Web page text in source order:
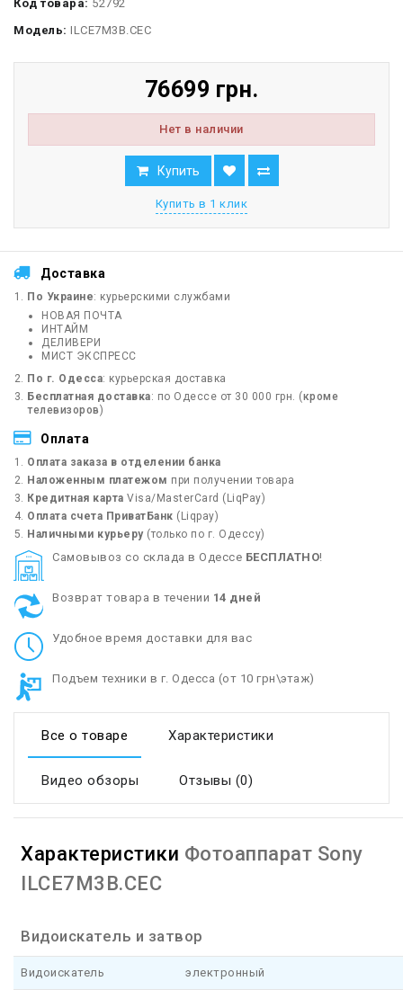
Код товара: 52792
Модель: ILCE7M3B.CEC
76699 грн.
Нет в наличии
Купить
Купить в 1 клик
Доставка
По Украине: курьерскими службами
НОВАЯ ПОЧТА
ИНТАЙМ
ДЕЛИВЕРИ
МИСТ ЭКСПРЕСС
По г. Одесса: курьерская доставка
Бесплатная доставка: по Одессе от 30 000 грн. (кроме
телевизоров)
Оплата
Оплата заказа в отделении банка
Наложенным платежом при получении товара
Кредитная карта Visa/MasterCard (LiqPay)
Оплата счета ПриватБанк (Liqpay)
Наличными курьеру(только по г. Одессу)
Cамовывоз со склада в Одессе БЕСПЛАТНО!
Возврат товара в течении 14 дней
Удобное время доставки для вас
Подъем техники в г. Одесса (от 10 грн\этаж)
Все о товаре Характеристики
Видео обзоры Отзывы (0)
Характеристики Фотоаппарат Sony
ILCE7M3B.CEC
Видоискатель и затвор
Видоискатель электронный